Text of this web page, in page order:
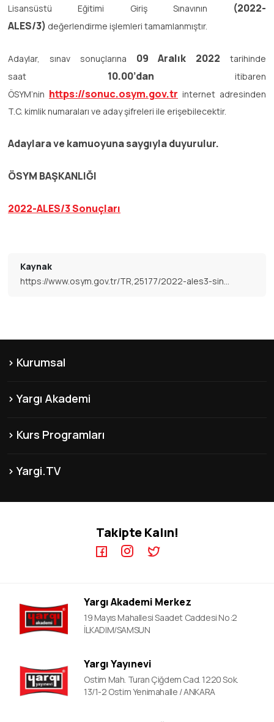
Lisansüstü Eğitimi Giriş Sınavının
(2022-
ALES/3) değerlendirme işlemleri tamamlanmıştır.
Adaylar, sınav sonuçlarına 09 Aralık 2022 tarihinde
saat 10.00’dan itibaren
ÖSYM’nin https://sonuc.osym.gov.tr internet adresinden
T.C. kimlik numaraları ve aday şifreleri ile erişebilecektir.
Adaylara ve kamuoyuna saygıyla duyurulur.
ÖSYM BAŞKANLIĞI
2022-ALES/3 Sonuçları
Kaynak
https://www.osym.gov.tr/TR,25177/2022-ales3-sinavi-sonuclari-aciklandi-09122022.html
Kurumsal
Hakkımızda
Yargı Akademi
Yayınlarımız
İletişim
Kurs Programları
MEB-AGS ÖABT Kursları
Yargi.TV
KPSS A Video Dersler
YDS Video Ders
Takipte Kalın!
Yargı Akademi Merkez
19 Mayıs Mahallesi Saadet Caddesi No:2
İLKADIM/SAMSUN
Yargı Yayınevi
Ostim Mah. Turan Çiğdem Cad. 1220 Sok.
13/1-2 Ostim Yenimahalle / ANKARA